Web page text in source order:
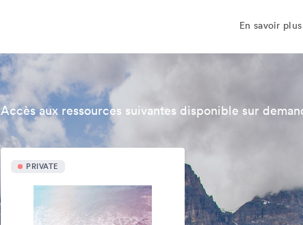
En savoir plus
Accès aux ressources suivantes disponible sur
PRIVATE